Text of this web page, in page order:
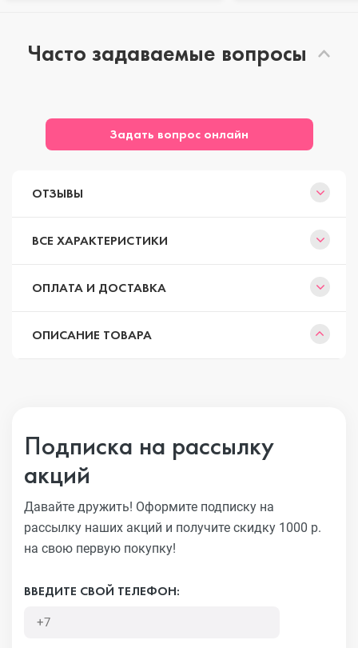
Часто задаваемые вопросы
Задать вопрос онлайн
ОТЗЫВЫ
ВСЕ ХАРАКТЕРИСТИКИ
ОПЛАТА И ДОСТАВКА
ОПИСАНИЕ ТОВАРА
Подписка на рассылку
акций
Давайте дружить! Оформите подписку на
рассылку наших акций и получите скидку 1000 р.
на свою первую покупку!
ВВЕДИТЕ СВОЙ ТЕЛЕФОН: